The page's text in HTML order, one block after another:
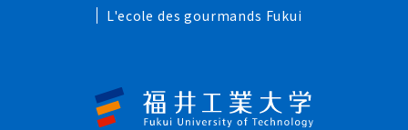
L'ecole des gourmands Fukui